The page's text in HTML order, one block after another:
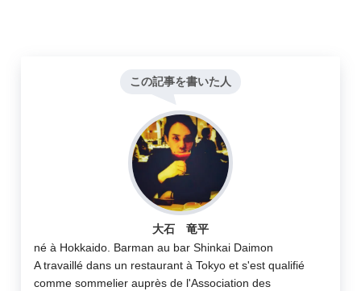
この記事を書いた人
大石 竜平
né à Hokkaido. Barman au bar Shinkai Daimon
A travaillé dans un restaurant à Tokyo et s'est qualifié
comme sommelier auprès de l'Association des